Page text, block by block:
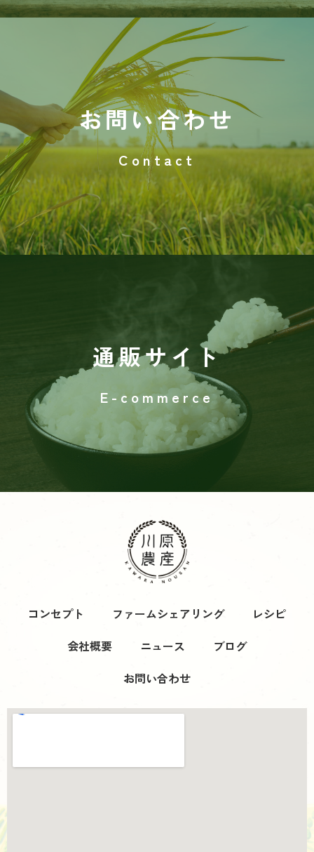
お問い合わせ
Contact
通販サイト
E-commerce
コンセプト ファームシェアリング
レシピ
会社概要
ニュース
ブログ
お問い合わせ